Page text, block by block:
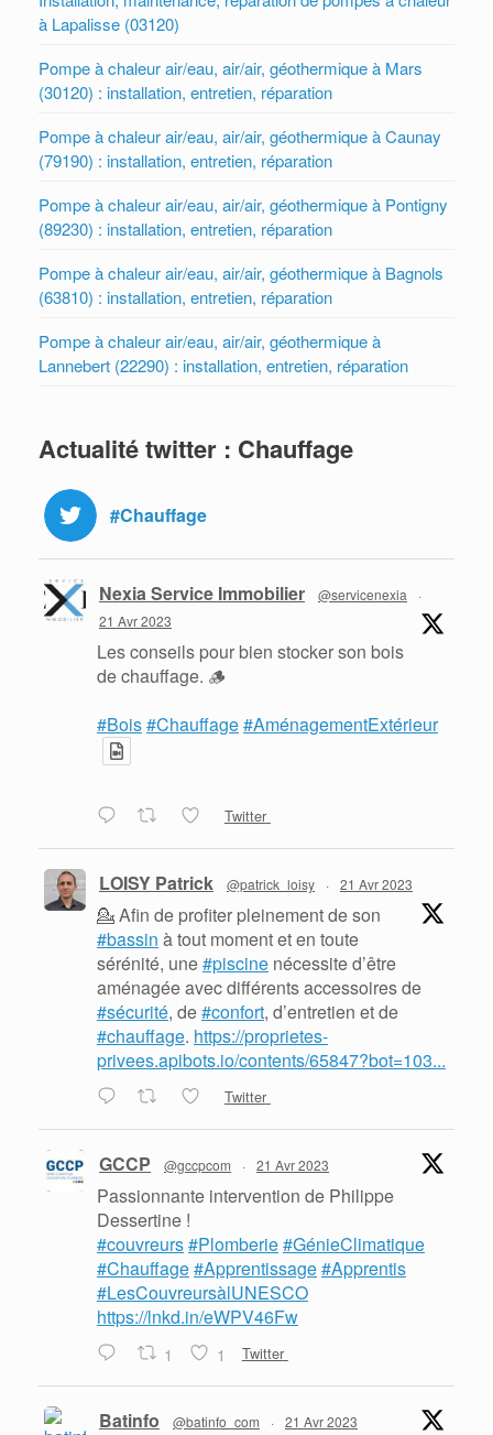
à Lapalisse (03120)
Pompe à chaleur air/eau, air/air, géothermique à Mars
(30120) : installation, entretien, réparation
Pompe à chaleur air/eau, air/air, géothermique à Caunay
(79190) : installation, entretien, réparation
Pompe à chaleur air/eau, air/air, géothermique à Pontigny
(89230) : installation, entretien, réparation
Pompe à chaleur air/eau, air/air, géothermique à Bagnols
(63810) : installation, entretien, réparation
Pompe à chaleur air/eau, air/air, géothermique à
Lannebert (22290) : installation, entretien, réparation
Actualité twitter : Chauffage
#Chauffage
Nexia Service Immobilier @servicenexia
·
21 Avr 2023
Les conseils pour bien stocker son bois
de chauffage. 🪵
#Bois#Chauffage#AménagementExtérieur
Twitter
LOISY Patrick @patrick_loisy · 21 Avr 2023
💁 Afin de profiter pleinement de son
#bassin à tout moment et en toute
sérénité, une#piscine nécessite d’être
aménagée avec différents accessoires de
#sécurité, de#confort, d’entretien et de
#chauffage. https://proprietes-
privees.apibots.io/contents/65847?bot=103...
Twitter
GCCP @gccpcom · 21 Avr 2023
Passionnante intervention de Philippe
Dessertine !
#couvreurs#Plomberie#GénieClimatique
#Chauffage#Apprentissage#Apprentis
#LesCouvreursàlUNESCO
https://lnkd.in/eWPV46Fw
1 1 Twitter
Batinfo @batinfo_com · 21 Avr 2023